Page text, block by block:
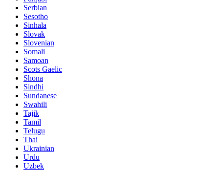
Serbian
Sesotho
Sinhala
Slovak
Slovenian
Somali
Samoan
Scots Gaelic
Shona
Sindhi
Sundanese
Swahili
Tajik
Tamil
Telugu
Thai
Ukrainian
Urdu
Uzbek